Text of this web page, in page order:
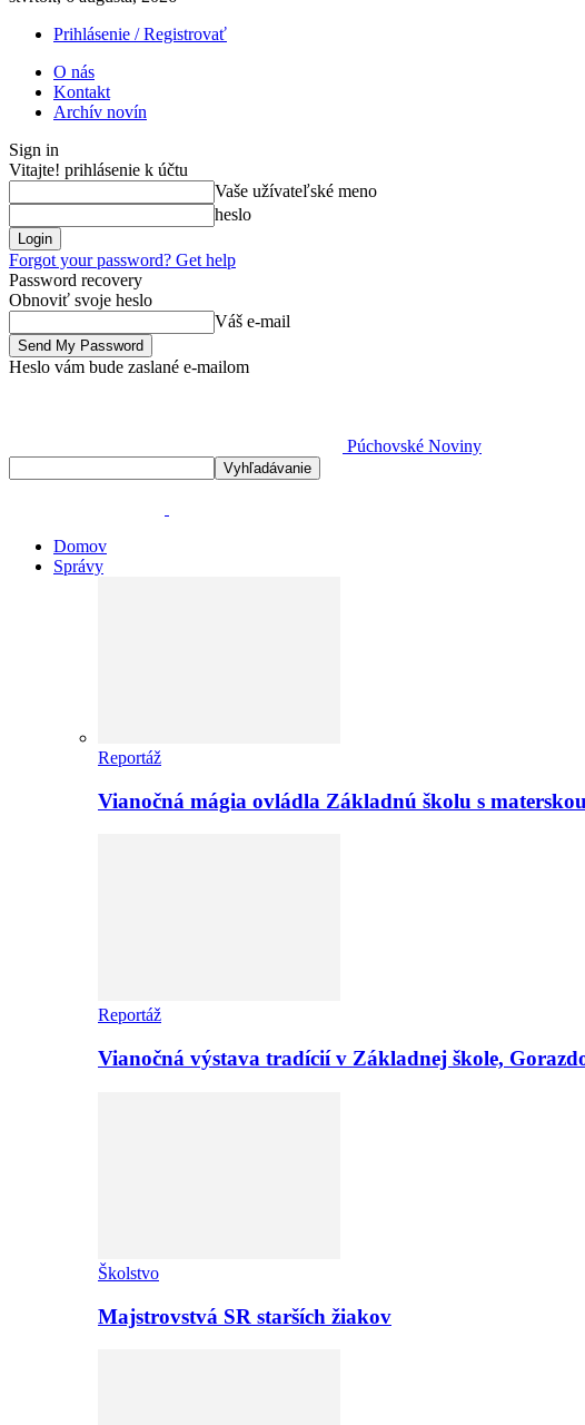
Prihlásenie / Registrovať
O nás
Kontakt
Archív novín
Sign in
Vitajte! prihlásenie k účtu
Vaše užívateľské meno
heslo
Forgot your password? Get help
Password recovery
Obnoviť svoje heslo
Váš e-mail
Heslo vám bude zaslané e-mailom
Púchovské Noviny
Domov
Správy
Reportáž
Vianočná mágia ovládla Základnú školu s
Reportáž
Vianočná výstava tradícií v Základnej škole,
Školstvo
Majstrovstvá SR starších žiakov